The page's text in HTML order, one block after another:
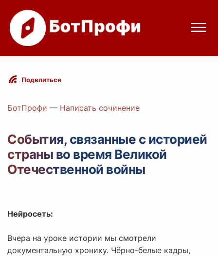
Режимы бота
Цены
Вход с Telegram
Поделиться
БотПрофи — Написать сочинение
События, связанные с историей
страны во время Великой
Отечественной войны
Нейросеть:
Вчера на уроке истории мы смотрели
документальную хронику. Чёрно-белые кадры,